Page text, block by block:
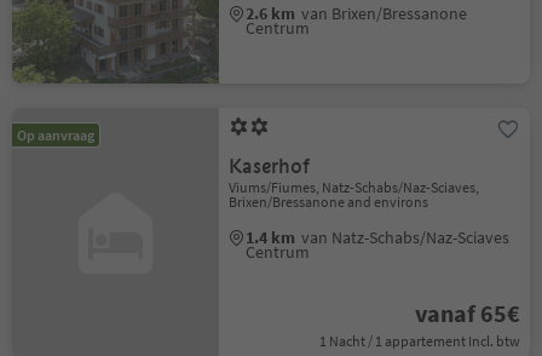
2.6 km van Brixen/Bressanone
Centrum
Op aanvraag
Kaserhof
Viums/Fiumes, Natz-Schabs/Naz-Sciaves,
Brixen/Bressanone and environs
1.4 km van Natz-Schabs/Naz-Sciaves
Centrum
vanaf 65€
1 Nacht / 1 appartement Incl. btw